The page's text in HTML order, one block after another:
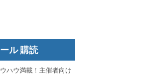
ル 購読
ハウ満載！主催者向け